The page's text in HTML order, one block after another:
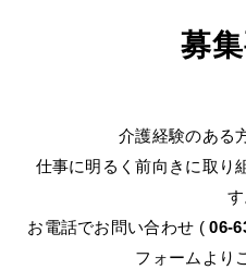
募
介護経験のある
仕事に明るく前向きに取り
す
お電話でお問い合わせ (06-
フォームより